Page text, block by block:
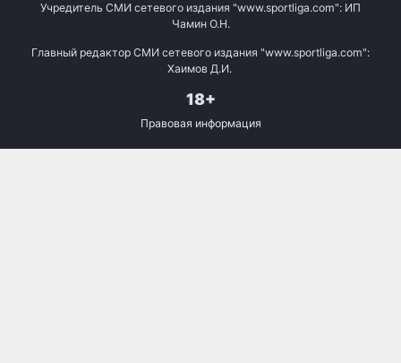
Учредитель СМИ сетевого издания "www.sportliga.com": ИП
Чамин О.Н.
Главный редактор СМИ сетевого издания "www.sportliga.com":
Хаимов Д.И.
18+
Правовая информация